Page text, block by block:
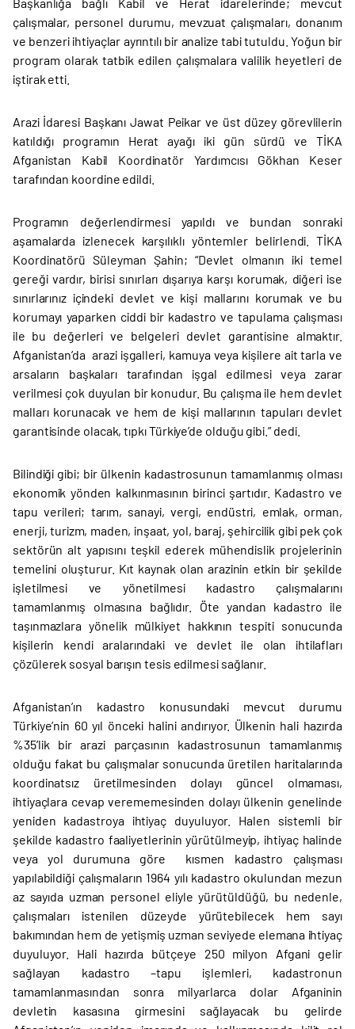
Başkanlığa bağlı Kabil ve Herat idarelerinde; mevcut
çalışmalar, personel durumu, mevzuat çalışmaları, donanım
ve benzeri ihtiyaçlar ayrıntılı bir analize tabi tutuldu. Yoğun bir
program olarak tatbik edilen çalışmalara valilik heyetleri de
iştirak etti.
Arazi İdaresi Başkanı Jawat Peikar ve üst düzey görevlilerin
katıldığı programın Herat ayağı iki gün sürdü ve TİKA
Afganistan Kabil Koordinatör Yardımcısı Gökhan Keser
tarafından koordine edildi.
Programın değerlendirmesi yapıldı ve bundan sonraki
aşamalarda izlenecek karşılıklı yöntemler belirlendi. TİKA
Koordinatörü Süleyman Şahin; “Devlet olmanın iki temel
gereği vardır, birisi sınırları dışarıya karşı korumak, diğeri ise
sınırlarınız içindeki devlet ve kişi mallarını korumak ve bu
korumayı yaparken ciddi bir kadastro ve tapulama çalışması
ile bu değerleri ve belgeleri devlet garantisine almaktır.
Afganistan’da arazi işgalleri, kamuya veya kişilere ait tarla ve
arsaların başkaları tarafından işgal edilmesi veya zarar
verilmesi çok duyulan bir konudur. Bu çalışma ile hem devlet
malları korunacak ve hem de kişi mallarının tapuları devlet
garantisinde olacak, tıpkı Türkiye’de olduğu gibi.” dedi.
Bilindiği gibi; bir ülkenin kadastrosunun tamamlanmış olması
ekonomik yönden kalkınmasının birinci şartıdır. Kadastro ve
tapu verileri; tarım, sanayi, vergi, endüstri, emlak, orman,
enerji, turizm, maden, inşaat, yol, baraj, şehircilik gibi pek çok
sektörün alt yapısını teşkil ederek mühendislik projelerinin
temelini oluşturur. Kıt kaynak olan arazinin etkin bir şekilde
işletilmesi ve yönetilmesi kadastro çalışmalarını
tamamlanmış olmasına bağlıdır. Öte yandan kadastro ile
taşınmazlara yönelik mülkiyet hakkının tespiti sonucunda
kişilerin kendi aralarındaki ve devlet ile olan ihtilafları
çözülerek sosyal barışın tesis edilmesi sağlanır.
Afganistan’ın kadastro konusundaki mevcut durumu
Türkiye’nin 60 yıl önceki halini andırıyor. Ülkenin hali hazırda
%35’lik bir arazi parçasının kadastrosunun tamamlanmış
olduğu fakat bu çalışmalar sonucunda üretilen haritalarında
koordinatsız üretilmesinden dolayı güncel olmaması,
ihtiyaçlara cevap verememesinden dolayı ülkenin genelinde
yeniden kadastroya ihtiyaç duyuluyor. Halen sistemli bir
şekilde kadastro faaliyetlerinin yürütülmeyip, ihtiyaç halinde
veya yol durumuna göre kısmen kadastro çalışması
yapılabildiği çalışmaların 1964 yılı kadastro okulundan mezun
az sayıda uzman personel eliyle yürütüldüğü, bu nedenle,
çalışmaları istenilen düzeyde yürütebilecek hem sayı
bakımından hem de yetişmiş uzman seviyede elemana ihtiyaç
duyuluyor. Hali hazırda bütçeye 250 milyon Afgani gelir
sağlayan kadastro –tapu işlemleri, kadastronun
tamamlanmasından sonra milyarlarca dolar Afganinin
devletin kasasına girmesini sağlayacak bu gelirde